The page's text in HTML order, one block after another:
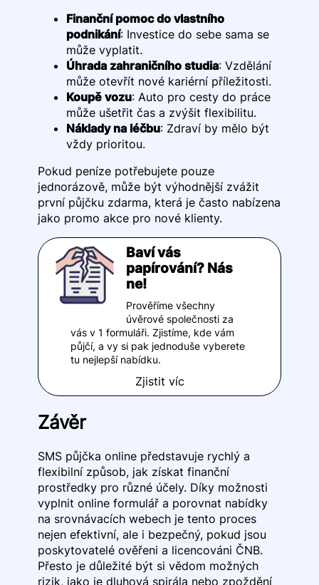
Finanční pomoc do vlastního
podnikání: Investice do sebe sama se
může vyplatit.
Úhrada zahraničního studia: Vzdělání
může otevřít nové kariérní příležitosti.
Koupě vozu: Auto pro cesty do práce
může ušetřit čas a zvýšit flexibilitu.
Náklady na léčbu: Zdraví by mělo být
vždy prioritou.
Pokud peníze potřebujete pouze
jednorázově, může být výhodnější zvážit
první půjčku zdarma, která je často nabízena
jako promo akce pro nové klienty.
Baví vás
papírování? Nás
ne!
Prověříme všechny
úvěrové společnosti za
vás v 1 formuláři. Zjistíme, kde vám
půjčí, a vy si pak jednoduše vyberete
tu nejlepší nabídku.
Zjistit víc
Závěr
SMS půjčka online představuje rychlý a
flexibilní způsob, jak získat finanční
prostředky pro různé účely. Díky možnosti
vyplnit online formulář a porovnat nabídky
na srovnávacích webech je tento proces
nejen efektivní, ale i bezpečný, pokud jsou
poskytovatelé ověřeni a licencováni ČNB.
Přesto je důležité být si vědom možných
rizik, jako je dluhová spirála nebo zpoždění